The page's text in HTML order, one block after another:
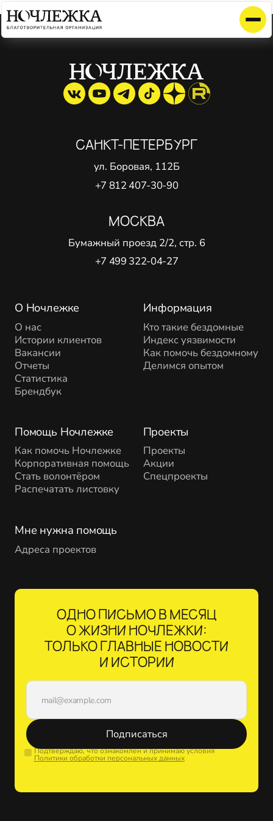
Элемент не найден!
О Ночлежке
О нас
Истории клиентов
Вакансии
Отчеты
Статистика
Брендбук
Помощь Ночлежке
Как помочь Ночлежке
Корпоративная помощь
Стать волонтёром
Распечатать листовку
Проекты
Проекты
Акции
Спецпроекты
Информация
Кто такие бездомные
Индекс уязвимости
Как помочь бездомному
Делимся опытом
Мне нужна помощь
Адреса проектов
САНКТ-ПЕТЕРБУРГ
ул. Боровая, 112Б
+7 812 407-30-90
МОСКВА
Бумажный проезд 2/2, стр. 6
+7 499 322-04-27
ОДНО ПИСЬМО В МЕСЯЦ
О ЖИЗНИ НОЧЛЕЖКИ:
ТОЛЬКО ГЛАВНЫЕ НОВОСТИ
И ИСТОРИИ
Подписаться
Подтверждаю, что ознакомлен и принимаю условия
Политики обработки персональных данных